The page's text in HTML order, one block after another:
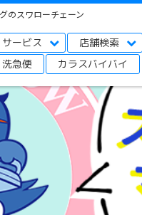
のスワローチェーン
サービス 店舗検索
洗急便
カラスバイバイ